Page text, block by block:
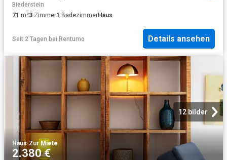
Biederstein
71 m²3 Zimmer1 BadezimmerHaus
Seit 2 Tagen bei Rentumo Details ansehen
12 bilder
Haus·Zur Miete
2.380 €